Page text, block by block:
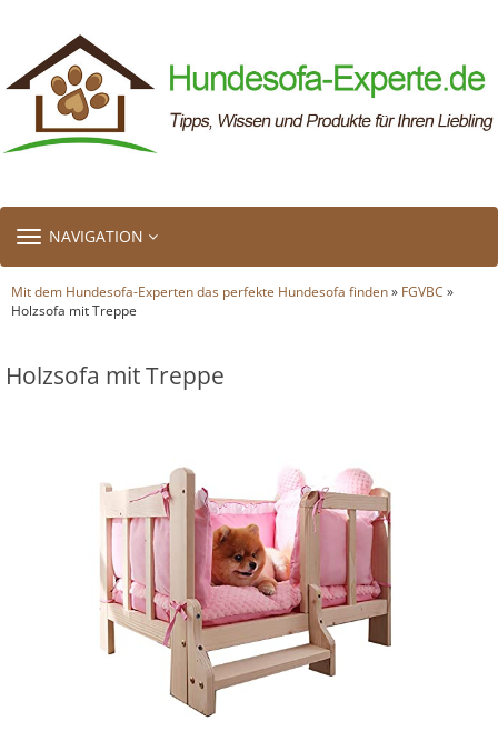
TOGGLE
NAVIGATION
Mit dem Hundesofa-Experten das perfekte Hundesofa finden» FGVBC »
Holzsofa mit Treppe
Holzsofa mit Treppe